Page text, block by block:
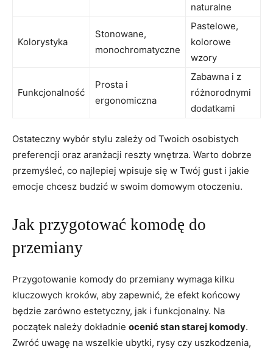
naturalne
Kolorystyka
Stonowane,
monochromatyczne
Pastelowe,
kolorowe
wzory
Funkcjonalność
Prosta i
ergonomiczna
Zabawna i z
różnorodnymi
dodatkami
Ostateczny wybór stylu zależy od Twoich osobistych
preferencji oraz aranżacji reszty wnętrza. Warto dobrze
przemyśleć, co najlepiej wpisuje się w Twój gust i jakie
emocje chcesz budzić w swoim domowym otoczeniu.
Jak przygotować komodę do
przemiany
Przygotowanie komody do przemiany wymaga kilku
kluczowych kroków, aby zapewnić, że efekt końcowy
będzie zarówno estetyczny, jak i funkcjonalny. Na
początek należy dokładnie ocenić stan starej komody.
Zwróć uwagę na wszelkie ubytki, rysy czy uszkodzenia,